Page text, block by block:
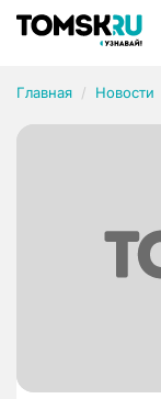
Главная Новости